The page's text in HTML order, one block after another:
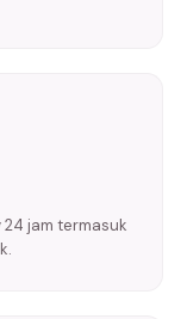
jam termasuk